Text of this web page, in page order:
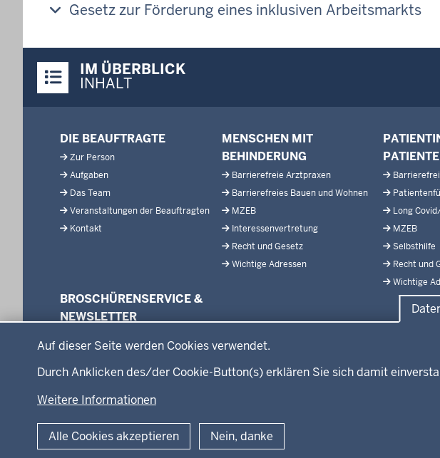
Auf dieser Seite werden Cookies verwendet.
Durch Anklicken des/der Cookie-Button(s) erklären Sie sich damit
Weitere Informationen
Alle Cookies akzeptieren Nein, danke
Gesetz zur Förderung eines inklusiven Arbeitsmarkts
Inhalte
IM ÜBERBLICK
INHALT
der
Fußzeile
DIE BEAUFTRAGTE
Zur Person
Aufgaben
Das Team
Veranstaltungen der Beauftragten
Kontakt
MENSCHEN MIT
BEHINDERUNG
Barrierefreie Arztpraxen
Barrierefreies Bauen und Wohnen
MZEB
Interessenvertretung
Recht und Gesetz
Wichtige Adressen
Long
MZEB
Selbsthilfe
Recht und
Wichtige
BROSCHÜRENSERVICE &
NEWSLETTER
Newsletter